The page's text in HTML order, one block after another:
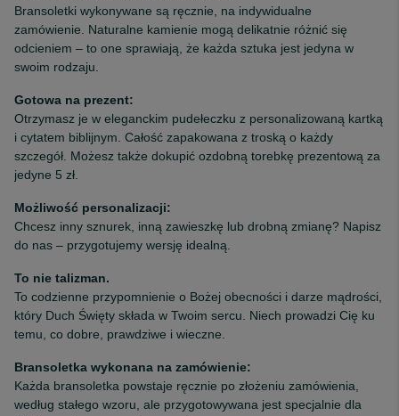
Bransoletki wykonywane są ręcznie, na indywidualne
zamówienie. Naturalne kamienie mogą delikatnie różnić się
odcieniem – to one sprawiają, że każda sztuka jest jedyna w
swoim rodzaju.
Gotowa na prezent:
Otrzymasz je w eleganckim pudełeczku z personalizowaną kartką
i cytatem biblijnym. Całość zapakowana z troską o każdy
szczegół. Możesz także dokupić ozdobną torebkę prezentową za
jedyne 5 zł.
Możliwość personalizacji:
Chcesz inny sznurek, inną zawieszkę lub drobną zmianę? Napisz
do nas – przygotujemy wersję idealną.
To nie talizman.
To codzienne przypomnienie o Bożej obecności i darze mądrości,
który Duch Święty składa w Twoim sercu. Niech prowadzi Cię ku
temu, co dobre, prawdziwe i wieczne.
Bransoletka wykonana na zamówienie:
Każda bransoletka powstaje ręcznie po złożeniu zamówienia,
według stałego wzoru, ale przygotowywana jest specjalnie dla